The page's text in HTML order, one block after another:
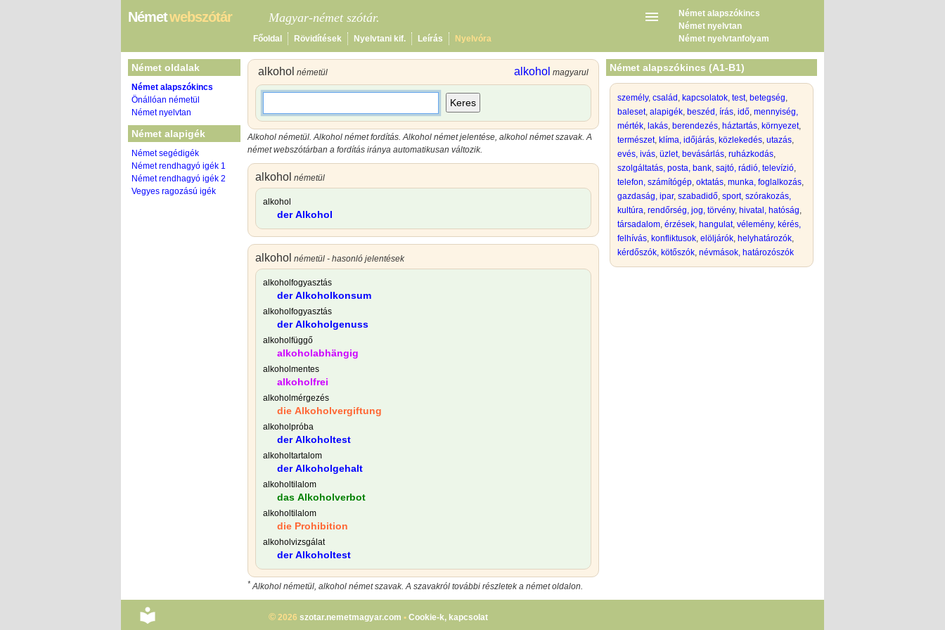
Németwebszótár Magyar-német szótár.
Német alapszókincs
Német nyelvtan
Német nyelvtanfolyam
Főoldal Rövidítések Nyelvtani kif. Leírás Nyelvóra
alkohol németül alkohol magyarul
Keres
Alkohol németül. Alkohol német fordítás. Alkohol német jelentése, alkohol német szavak. A
német webszótárban a fordítás iránya automatikusan változik.
alkohol németül
alkohol
der Alkohol
alkohol németül - hasonló jelentések
alkoholfogyasztás
der Alkoholkonsum
alkoholfogyasztás
der Alkoholgenuss
alkoholfüggő
alkoholabhängig
alkoholmentes
alkoholfrei
alkoholmérgezés
die Alkoholvergiftung
alkoholpróba
der Alkoholtest
alkoholtartalom
der Alkoholgehalt
alkoholtilalom
das Alkoholverbot
alkoholtilalom
die Prohibition
alkoholvizsgálat
der Alkoholtest
*Alkohol németül, alkohol német szavak. A szavakról további részletek a német oldalon.
Német oldalak
Német alapszókincs
Önállóan németül
Német nyelvtan
Német alapigék
Német segédigék
Német rendhagyó igék 1
Német rendhagyó igék 2
Vegyes ragozású igék
Német alapszókincs (A1-B1)
személy, család , kapcsolatok, test, betegség,
baleset, alapigék, beszéd, írás, idő, mennyiség,
mérték, lakás, berendezés, háztartás, környezet,
természet, klíma, időjárás, közlekedés, utazás,
evés, ivás, üzlet, bevásárlás, ruházkodás,
szolgáltatás, posta, bank, sajtó, rádió, televízió,
telefon, számítógép, oktatás, munka, foglalkozás,
gazdaság, ipar, szabadidő, sport, szórakozás,
kultúra, rendőrség, jog, törvény, hivatal, hatóság,
társadalom, érzések, hangulat, vélemény, kérés,
felhívás, konfliktusok, elöljárók, helyhatározók,
kérdőszók, kötőszók, névmások, határozószók
© 2026 szotar.nemetmagyar.com • Cookie-k, kapcsolat